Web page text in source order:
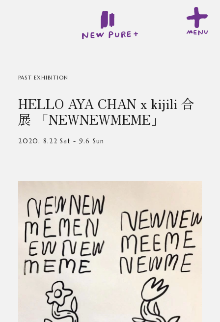
PAST EXHIBITION
HELLO AYA CHAN x kijili 合
展 「NEWNEWMEME」
2020. 8.22 Sat - 9.6 Sun